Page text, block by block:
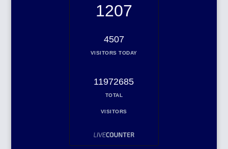
1207
4507
VISITORS TODAY
11972685
TOTAL
VISITORS